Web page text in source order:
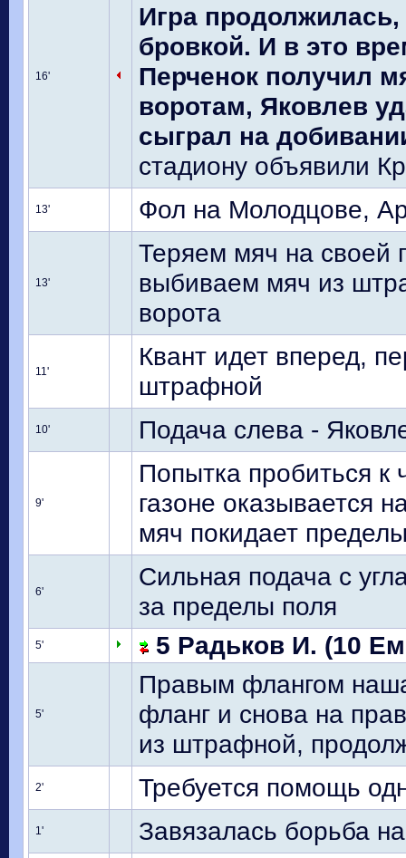
16'
Игра
бровкой. И в это
Перченок получил
воротам, Яковлев
сыграл на
стадиону объявили
13' Фол на Молодцове,
13'
Теряем мяч на своей
выбиваем мяч из
ворота
11'
Квант идет вперед,
штрафной
10' Подача слева -
9'
Попытка пробиться
газоне оказывается
мяч покидает
6'
Сильная подача с
за пределы поля
5' 5 Радьков И. (10
5'
Правым флангом
фланг и снова на
из штрафной,
2' Требуется помощь
1' Завязалась борьба